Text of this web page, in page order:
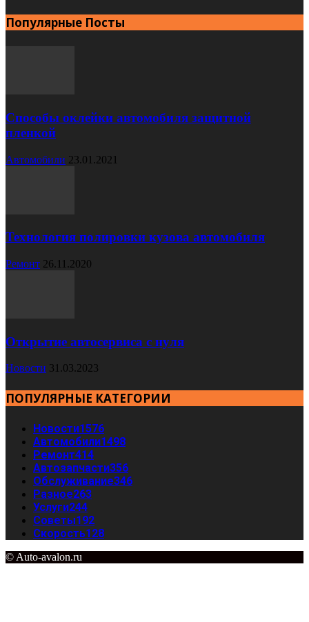
Популярные Посты
Способы оклейки автомобиля защитной
пленкой
Автомобили 23.01.2021
Технология полировки кузова автомобиля
Ремонт 26.11.2020
Открытие автосервиса с нуля
Новости 31.03.2023
ПОПУЛЯРНЫЕ КАТЕГОРИИ
Новости1576
Автомобили1498
Ремонт414
Автозапчасти356
Обслуживание346
Разное263
Услуги244
Советы192
Скорость128
© Auto-avalon.ru